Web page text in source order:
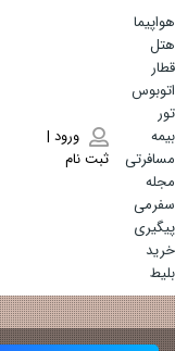
هواپیما
هتل
قطار
اتوبوس
تور
بیمه
مسافرتی
مجله
سفرمی
پیگیری
خرید
بلیط
ورود |
ثبت نام